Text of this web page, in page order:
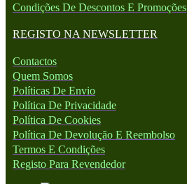
Condições De Descontos E Promoções
REGISTO NA NEWSLETTER
Contactos
Quem Somos
Políticas De Envio
Política De Privacidade
Política De Cookies
Política De Devolução E Reembolso
Termos E Condições
Registo Para Revendedor